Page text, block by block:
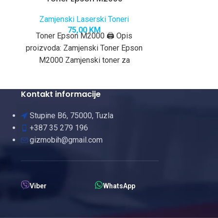
Zamjenski Laserski Toneri
75,00 KM
Toner Epson M2000 🖨️ Opis
proizvoda: Zamjenski Toner Epson
M2000 Zamjenski toner za
Kontakt informacije
Stupine B6, 75000, Tuzla
+387 35 279 196
gizmobih@gmail.com
Viber WhatsApp